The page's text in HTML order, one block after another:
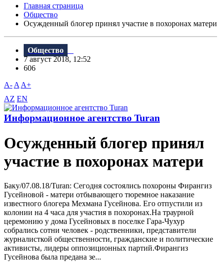
Главная страница
Общество
Осужденный блогер принял участие в похоронах матери
Общество
7 август 2018, 12:52
606
A- A A+
AZ EN
Информационное агентство Turan
Осужденный блогер принял
участие в похоронах матери
Баку/07.08.18/Turan: Сегодня состоялись похороны Фирангиз
Гусейновой - матери отбывающего тюремное наказание
известного блогера Мехмана Гусейнова. Его отпустили из
колонии на 4 часа для участия в похоронах.На траурной
церемонию у дома Гусейновых в поселке Гара-Чухур
собрались сотни человек - родственники, представители
журналисткой общественности, гражданские и политические
активисты, лидеры оппозиционных партий.Фирангиз
Гусейнова была предана зе...